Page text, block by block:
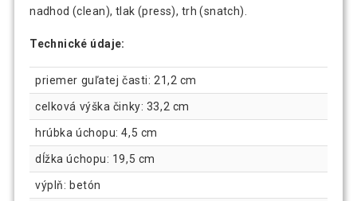
nadhod (clean), tlak (press), trh (snatch).
Technické údaje:
priemer guľatej časti: 21,2 cm
celková výška činky: 33,2 cm
hrúbka úchopu: 4,5 cm
dĺžka úchopu: 19,5 cm
výplň: betón